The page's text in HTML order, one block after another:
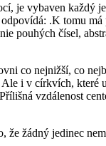
je vybaven
.K tomu
pouhých čísel,
co nejnižší, co
i v církvích,
vzdálenost
žádný jedinec